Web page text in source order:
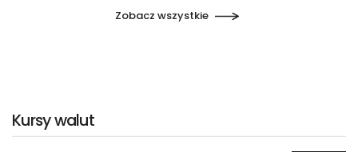
Zobacz wszystkie
Kursy walut